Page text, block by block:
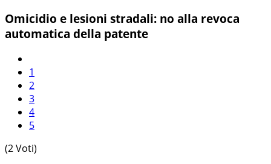
Omicidio e lesioni stradali: no alla revoca
automatica della patente
1
2
3
4
5
(2 Voti)